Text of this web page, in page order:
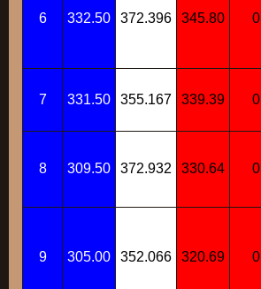
6 332.50 372.396 345.80 0
7 331.50 355.167 339.39 0
8 309.50 372.932 330.64 0
9 305.00 352.066 320.69 0